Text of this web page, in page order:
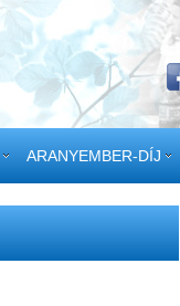
ARANYEMBER-DÍJ